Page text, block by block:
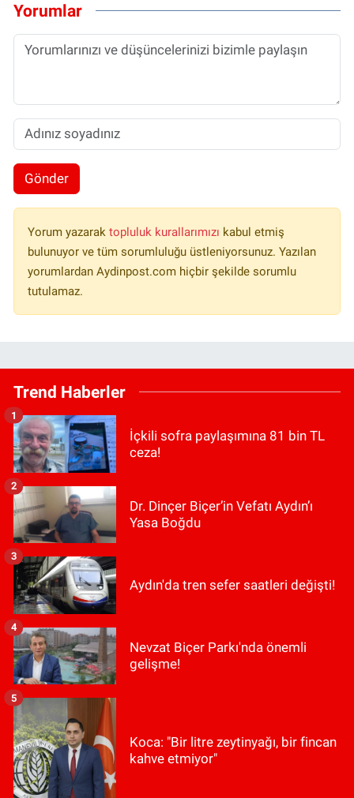
Yorumlar
Gönder
Yorum yazarak topluluk kurallarımızı kabul etmiş
bulunuyor ve tüm sorumluluğu üstleniyorsunuz. Yazılan
yorumlardan Aydinpost.com hiçbir şekilde sorumlu
tutulamaz.
Trend Haberler
İçkili sofra paylaşımına 81 bin TL
ceza!
1
Dr. Dinçer Biçer’in Vefatı Aydın’ı
Yasa Boğdu
2
Aydın'da tren sefer saatleri değişti!
3
Nevzat Biçer Parkı'nda önemli
gelişme!
4
Koca: "Bir litre zeytinyağı, bir fincan
kahve etmiyor"
5